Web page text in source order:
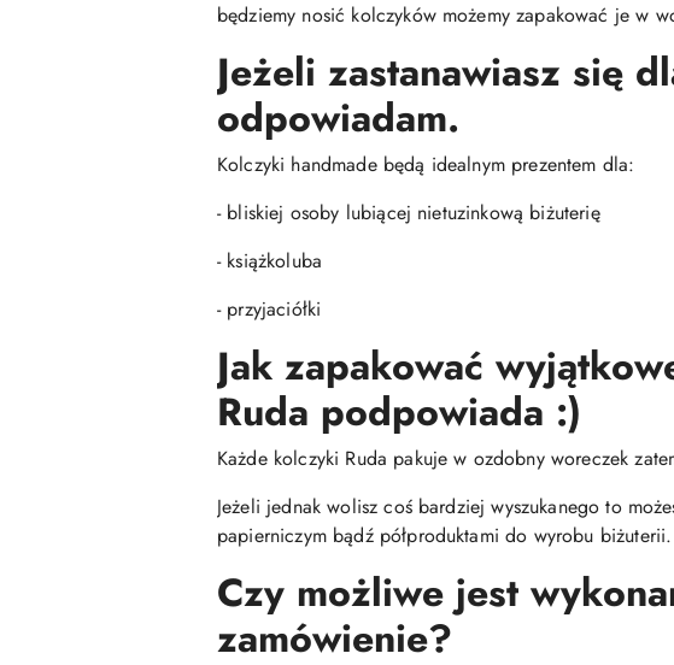
będziemy nosić kolczyków możemy zapakować je w
Jeżeli zastanawiasz się
odpowiadam.
Kolczyki handmade będą idealnym prezentem dla:
- bliskiej osoby lubiącej nietuzinkową biżuterię
- książkoluba
- przyjaciółki
Jak zapakować
Ruda podpowiada :)
Każde kolczyki Ruda pakuje w ozdobny woreczek
Jeżeli jednak wolisz coś bardziej wyszukanego to
papierniczym bądź półproduktami do wyrobu biżuterii.
Czy możliwe jest
zamówienie?